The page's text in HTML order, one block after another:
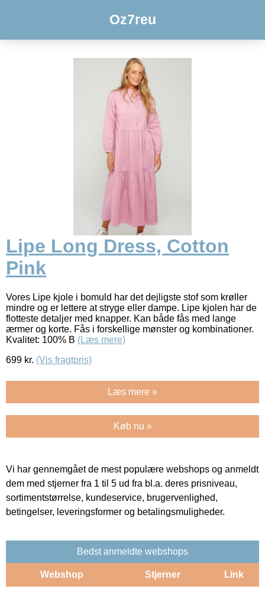
Oz7reu
Lipe Long Dress, Cotton
Pink
Vores Lipe kjole i bomuld har det dejligste stof som krøller
mindre og er lettere at stryge eller dampe. Lipe kjolen har de
flotteste detaljer med knapper. Kan både fås med lange
ærmer og korte. Fås i forskellige mønster og kombinationer.
Kvalitet: 100% B (Læs mere)
699 kr. (Vis fragtpris)
Læs mere »
Køb nu »
Vi har gennemgået de mest populære webshops og anmeldt
dem med stjerner fra 1 til 5 ud fra bl.a. deres prisniveau,
sortimentstørrelse, kundeservice, brugervenlighed,
betingelser, leveringsformer og betalingsmuligheder.
Bedst anmeldte webshops
Webshop Stjerner Link